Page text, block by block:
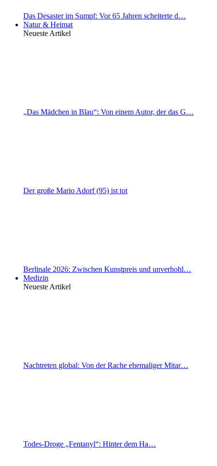
Das Desaster im Sumpf: Vor 65 Jahren scheiterte d…
Natur & Heimat
Neueste Artikel
„Das Mädchen in Blau“: Von einem Autor, der das G…
Der große Mario Adorf (95) ist tot
Berlinale 2026: Zwischen Kunstpreis und unverhohl…
Medizin
Neueste Artikel
Nachtreten global: Von der Rache ehemaliger Mitar…
Todes-Droge „Fentanyl“: Hinter dem Ha…